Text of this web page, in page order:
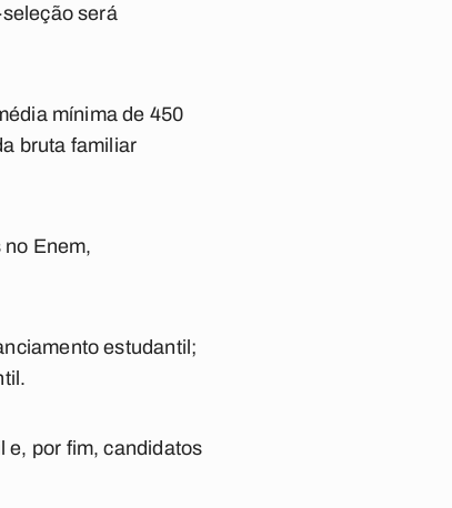
será
mínima de 450
bruta familiar
Enem,
estudantil;
e, por fim, candidatos